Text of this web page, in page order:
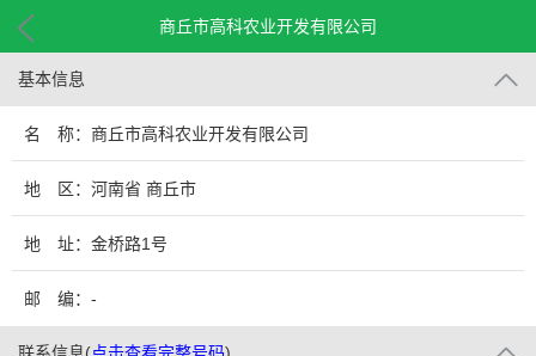
商丘市高科农业开发有限公司
基本信息
名 称：商丘市高科农业开发有限公司
地 区：河南省 商丘市
地 址：金桥路1号
邮 编：-